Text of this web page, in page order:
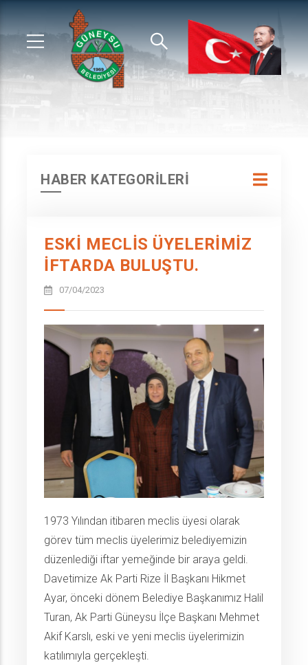
HABER KATEGORİLERİ
ESKİ MECLİS ÜYELERİMİZ
İFTARDA BULUŞTU.
07/04/2023
1973 Yılından itibaren meclis üyesi olarak
görev tüm meclis üyelerimiz belediyemizin
düzenlediği iftar yemeğinde bir araya geldi.
Davetimize Ak Parti Rize İl Başkanı Hikmet
Ayar, önceki dönem Belediye Başkanımız Halil
Turan, Ak Parti Güneysu İlçe Başkanı Mehmet
Akif Karslı, eski ve yeni meclis üyelerimizin
katılımıyla gerçekleşti.